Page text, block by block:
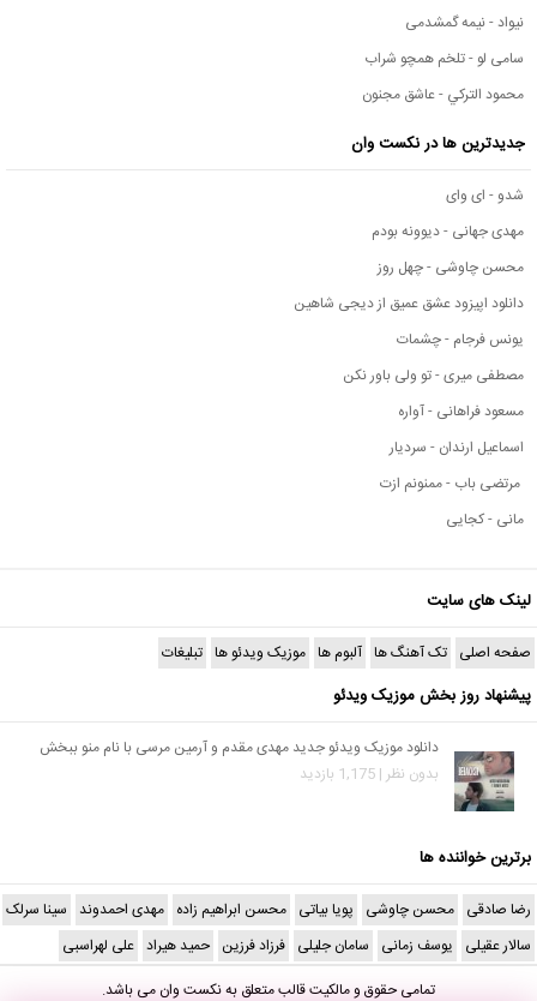
نیواد - نیمه گمشدمی
سامی لو - تلخم همچو شراب
محمود التركي - عاشق مجنون
جدیدترین ها در نکست وان
شدو - ای وای
مهدی جهانی - دیوونه بودم
محسن چاوشی - چهل روز
دانلود اپیزود عشق عمیق از دیجی شاهین
یونس فرجام - چشمات
مصطفی میری - تو ولی باور نکن
مسعود فراهانی - آواره
اسماعیل ارندان - سردیار
مرتضی باب - ممنونم ازت
مانی - کجایی
لینک های سایت
صفحه اصلی تک آهنگ ها آلبوم ها موزیک ویدئو ها تبلیغات
پیشنهاد روز بخش موزیک ویدئو
دانلود موزیک ویدئو جدید مهدی مقدم و آرمین مرسی با نام منو ببخش
بدون نظر | 1,175 بازدید
برترین خواننده ها
رضا صادقی محسن چاوشی پویا بیاتی محسن ابراهیم زاده مهدی احمدوند سینا سرلک
سالار عقیلی یوسف زمانی سامان جلیلی فرزاد فرزین حمید هیراد علی لهراسبی
تمامی حقوق و مالکیت قالب متعلق بهنکست وانمی باشد.